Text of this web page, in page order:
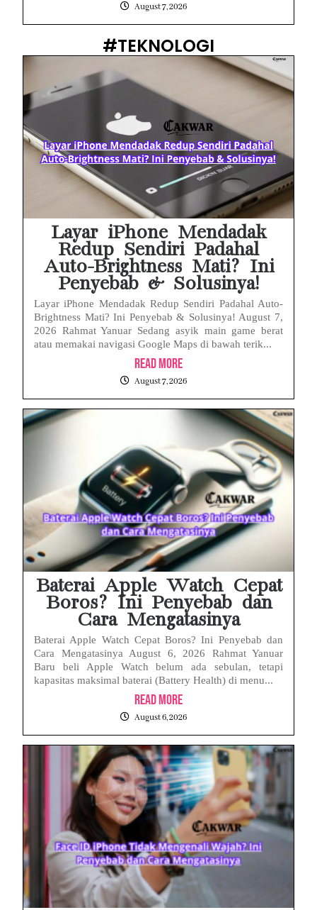
August 7, 2026
#TEKNOLOGI
Layar iPhone Mendadak
Redup Sendiri Padahal
Auto-Brightness Mati? Ini
Penyebab & Solusinya!
Layar iPhone Mendadak Redup Sendiri Padahal Auto-
Brightness Mati? Ini Penyebab & Solusinya! August 7,
2026 Rahmat Yanuar Sedang asyik main game berat
atau memakai navigasi Google Maps di bawah terik...
Read More
August 7, 2026
Baterai Apple Watch Cepat
Boros? Ini Penyebab dan
Cara Mengatasinya
Baterai Apple Watch Cepat Boros? Ini Penyebab dan
Cara Mengatasinya August 6, 2026 Rahmat Yanuar
Baru beli Apple Watch belum ada sebulan, tetapi
kapasitas maksimal baterai (Battery Health) di menu...
Read More
August 6, 2026